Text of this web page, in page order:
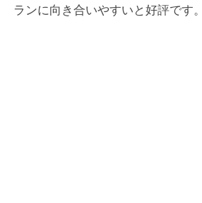
ランに向き合いやすいと好評です。